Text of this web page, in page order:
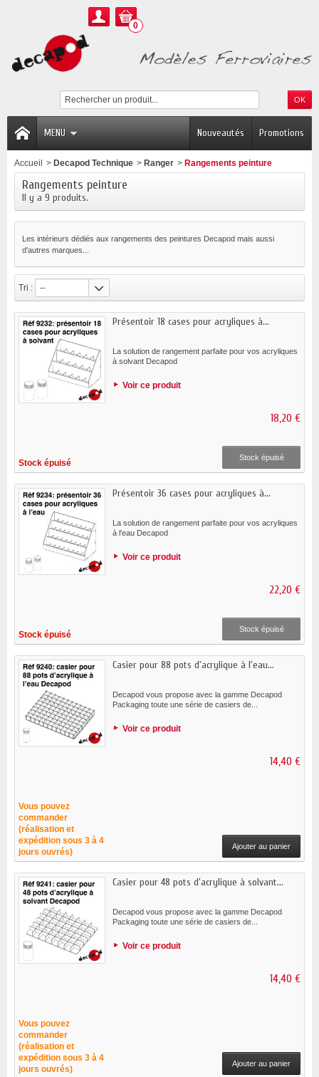
0
MENU Promotions
Nouveautés
Accueil > Decapod Technique > Ranger > Rangements peinture
Rangements peinture
Il y a 9 produits.
Les intérieurs dédiés aux rangements des peintures Decapod mais aussi
d'autres marques...
Tri : --
Présentoir 18 cases pour acryliques à...
La solution de rangement parfaite pour vos acryliques
à solvant Decapod
Voir ce produit
18,20 €
Stock épuisé
Stock épuisé
Présentoir 36 cases pour acryliques à...
La solution de rangement parfaite pour vos acryliques
à l'eau Decapod
Voir ce produit
22,20 €
Stock épuisé
Stock épuisé
Casier pour 88 pots d'acrylique à l'eau...
Decapod vous propose avec la gamme Decapod
Packaging toute une série de casiers de...
Voir ce produit
14,40 €
Vous pouvez
commander
(réalisation et
expédition sous 3 à 4
jours ouvrés)
Ajouter au panier
Casier pour 48 pots d'acrylique à solvant...
Decapod vous propose avec la gamme Decapod
Packaging toute une série de casiers de...
Voir ce produit
14,40 €
Vous pouvez
commander
(réalisation et
expédition sous 3 à 4
jours ouvrés)
Ajouter au panier